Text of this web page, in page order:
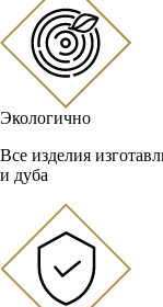
Экологично
Все изделия
и дуба